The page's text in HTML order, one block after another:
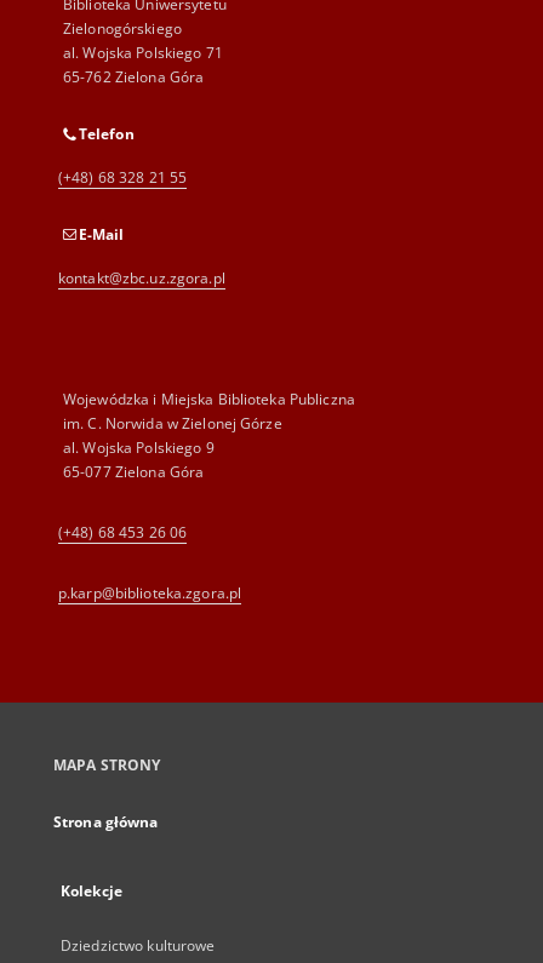
Biblioteka Uniwersytetu
Zielonogórskiego
al. Wojska Polskiego 71
65-762 Zielona Góra
Telefon
(+48) 68 328 21 55
E-Mail
kontakt@zbc.uz.zgora.pl
Wojewódzka i Miejska Biblioteka Publiczna
im. C. Norwida w Zielonej Górze
al. Wojska Polskiego 9
65-077 Zielona Góra
(+48) 68 453 26 06
p.karp@biblioteka.zgora.pl
MAPA STRONY
Strona główna
Kolekcje
Dziedzictwo kulturowe